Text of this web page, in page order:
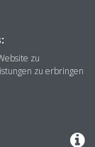
zu
zu erbringen